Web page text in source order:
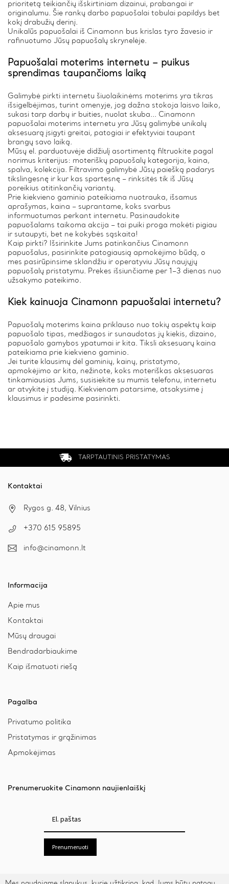
prioritetą teikiančių išskirtiniam dizainui, prabangai ir
originalumu. Šie rankų darbo papuošalai tobulai papildys bet
kokį drabužių derinį.
Unikalūs papuošalai iš Cinamonn bus krislas tyro žavesio ir
rafinuotumo Jūsų papuošalų skrynelėje.
Papuošalai moterims internetu – puikus
sprendimas taupančioms laiką
Galimybė pirkti internetu šiuolaikinėms moterims yra tikras
išsigelbėjimas, turint omenyje, jog dažna stokoja laisvo laiko,
sukasi tarp darbų ir buities, nuolat skuba... Cinamonn
papuošalai moterims internetu yra Jūsų galimybė unikalų
aksesuarą įsigyti greitai, patogiai ir efektyviai taupant
brangų savo laiką.
Mūsų el. parduotuvėje didžiulį asortimentą filtruokite pagal
norimus kriterijus: moteriškų papuošalų kategorija, kaina,
spalva, kolekcija. Filtravimo galimybė Jūsų paiešką padarys
tikslingesnę ir kur kas spartesnę – rinksitės tik iš Jūsų
poreikius atitinkančių variantų.
Prie kiekvieno gaminio pateikiama nuotrauka, išsamus
aprašymas, kaina – suprantame, koks svarbus
informuotumas perkant internetu. Pasinaudokite
papuošalams taikoma akcija – tai puiki proga mokėti pigiau
ir sutaupyti, bet ne kokybės sąskaita!
Kaip pirkti? Išsirinkite Jums patinkančius Cinamonn
papuošalus, pasirinkite patogiausią apmokėjimo būdą, o
mes pasirūpinsime sklandžiu ir operatyviu Jūsų naujųjų
papuošalų pristatymu. Prekes išsiunčiame per 1–3 dienas nuo
užsakymo pateikimo.
Kiek kainuoja Cinamonn papuošalai internetu?
Papuošalų moterims kaina priklauso nuo tokių aspektų kaip
papuošalo tipas, medžiagos ir sunaudotas jų kiekis, dizaino,
papuošalo gamybos ypatumai ir kita. Tiksli aksesuarų kaina
pateikiama prie kiekvieno gaminio.
Jei turite klausimų dėl gaminių, kainų, pristatymo,
apmokėjimo ar kita, nežinote, koks moteriškas aksesuaras
tinkamiausias Jums, susisiekite su mumis telefonu, internetu
ar atvykite į studiją. Kiekvienam patarsime, atsakysime į
klausimus ir padėsime pasirinkti.
TARPTAUTINIS PRISTATYMAS
Kontaktai
Rygos g. 48, Vilnius
+370 615 95895
info@cinamonn.lt
Informacija
Apie mus
Kontaktai
Mūsų draugai
Bendradarbiaukime
Kaip išmatuoti riešą
Pagalba
Privatumo politika
Pristatymas ir grąžinimas
Apmokėjimas
Prenumeruokite Cinamonn naujienlaiškį
Prenumeruoti